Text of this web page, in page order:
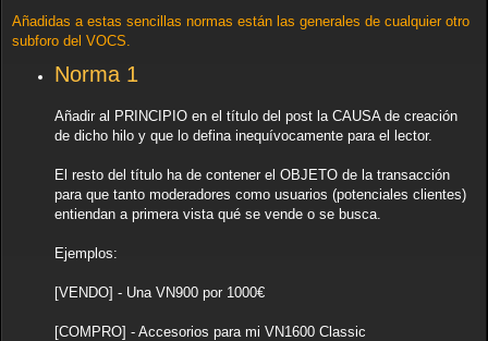
n
a
Añadidas a estas sencillas normas están las generales de cualquier otro
subforo del VOCS.
Norma 1
Añadir al PRINCIPIO en el título del post la CAUSA de creación
de dicho hilo y que lo defina inequívocamente para el lector.
El resto del título ha de contener el OBJETO de la transacción
para que tanto moderadores como usuarios (potenciales clientes)
entiendan a primera vista qué se vende o se busca.
Ejemplos:
[VENDO] - Una VN900 por 1000€
[COMPRO] - Accesorios para mi VN1600 Classic